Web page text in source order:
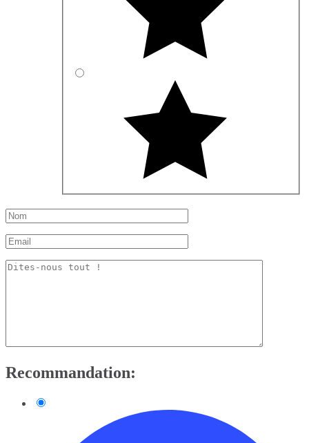
Recommandation: